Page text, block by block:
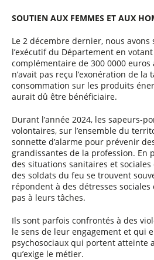
SOUTIEN AUX FEMMES ET AUX
Le 2 décembre dernier, nous
l’exécutif du Département en
complémentaire de 300 0000 euros
n’avait pas reçu l’exonération de
consommation sur les produits
aurait dû être bénéficiaire.
Durant l’année 2024, les sapeurs-
volontaires, sur l’ensemble du
sonnette d’alarme pour prévenir
grandissantes de la profession. En
des situations sanitaires et sociales
des soldats du feu se trouvent
répondent à des détresses
pas à leurs tâches.
Ils sont parfois confrontés à des
le sens de leur engagement et qui
psychosociaux qui portent atteinte
qu’exige le métier.